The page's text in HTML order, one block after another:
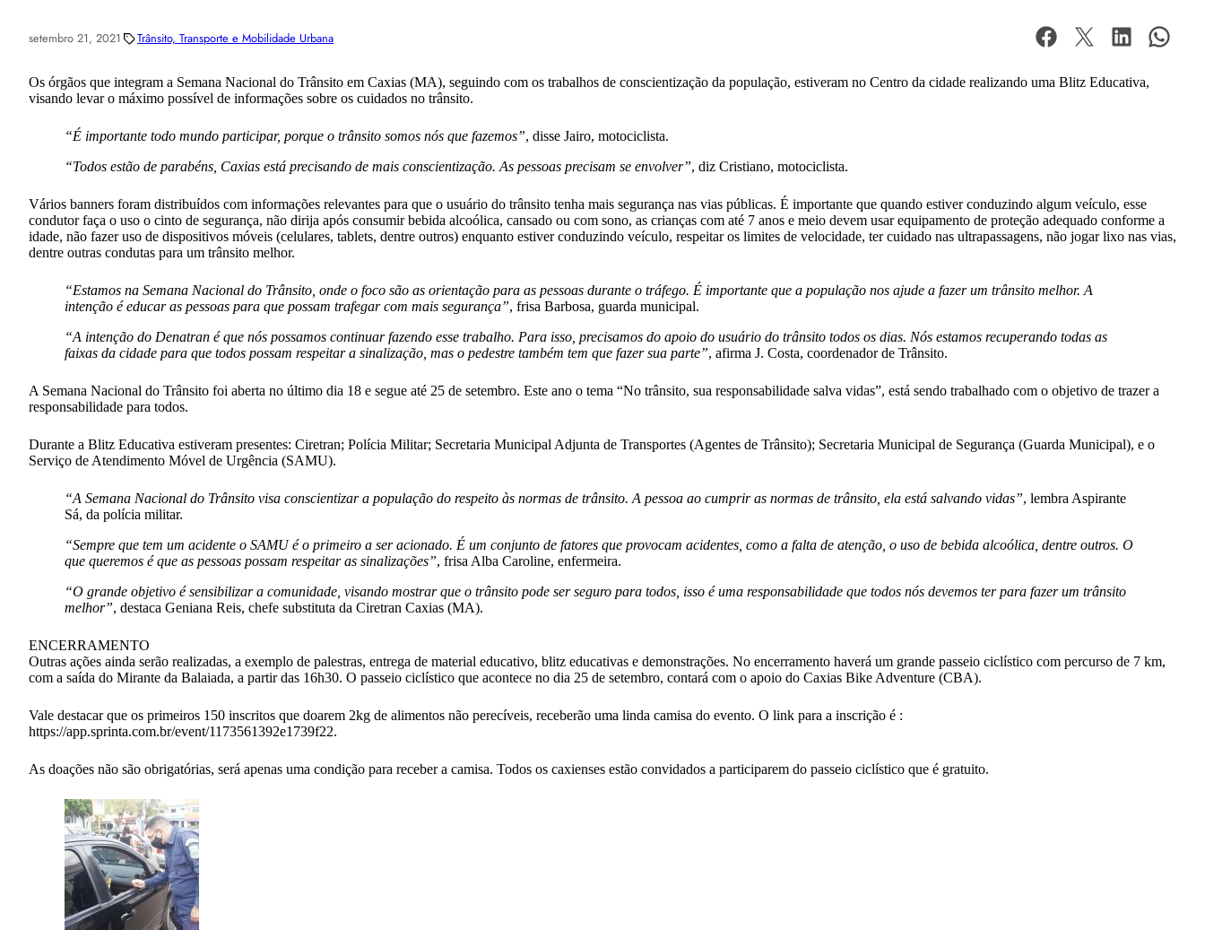
setembro 21, 2021 Trânsito, Transporte e Mobilidade Urbana
Os órgãos que integram a Semana Nacional do Trânsito em Caxias (MA), seguindo com os trabalhos de conscientização da população, estiveram no Centro da cidade realizando uma Blitz Educativa,
visando levar o máximo possível de informações sobre os cuidados no trânsito.
“É importante todo mundo participar, porque o trânsito somos nós que fazemos”, disse Jairo, motociclista.
“Todos estão de parabéns, Caxias está precisando de mais conscientização. As pessoas precisam se envolver”, diz Cristiano, motociclista.
Vários banners foram distribuídos com informações relevantes para que o usuário do trânsito tenha mais segurança nas vias públicas. É importante que quando estiver conduzindo algum veículo, esse
condutor faça o uso o cinto de segurança, não dirija após consumir bebida alcoólica, cansado ou com sono, as crianças com até 7 anos e meio devem usar equipamento de proteção adequado conforme a
idade, não fazer uso de dispositivos móveis (celulares, tablets, dentre outros) enquanto estiver conduzindo veículo, respeitar os limites de velocidade, ter cuidado nas ultrapassagens, não jogar lixo nas vias,
dentre outras condutas para um trânsito melhor.
“Estamos na Semana Nacional do Trânsito, onde o foco são as orientação para as pessoas durante o tráfego. É importante que a população nos ajude a fazer um trânsito melhor. A
intenção é educar as pessoas para que possam trafegar com mais segurança”, frisa Barbosa, guarda municipal.
“A intenção do Denatran é que nós possamos continuar fazendo esse trabalho. Para isso, precisamos do apoio do usuário do trânsito todos os dias. Nós estamos recuperando todas as
faixas da cidade para que todos possam respeitar a sinalização, mas o pedestre também tem que fazer sua parte”, afirma J. Costa, coordenador de Trânsito.
A Semana Nacional do Trânsito foi aberta no último dia 18 e segue até 25 de setembro. Este ano o tema “No trânsito, sua responsabilidade salva vidas”, está sendo trabalhado com o objetivo de trazer a
responsabilidade para todos.
Durante a Blitz Educativa estiveram presentes: Ciretran; Polícia Militar; Secretaria Municipal Adjunta de Transportes (Agentes de Trânsito); Secretaria Municipal de Segurança (Guarda Municipal), e o
Serviço de Atendimento Móvel de Urgência (SAMU).
“A Semana Nacional do Trânsito visa conscientizar a população do respeito às normas de trânsito. A pessoa ao cumprir as normas de trânsito, ela está salvando vidas”, lembra Aspirante
Sá, da polícia militar.
“Sempre que tem um acidente o SAMU é o primeiro a ser acionado. É um conjunto de fatores que provocam acidentes, como a falta de atenção, o uso de bebida alcoólica, dentre outros. O
que queremos é que as pessoas possam respeitar as sinalizações”, frisa Alba Caroline, enfermeira.
“O grande objetivo é sensibilizar a comunidade, visando mostrar que o trânsito pode ser seguro para todos, isso é uma responsabilidade que todos nós devemos ter para fazer um trânsito
melhor”, destaca Geniana Reis, chefe substituta da Ciretran Caxias (MA).
ENCERRAMENTO
Outras ações ainda serão realizadas, a exemplo de palestras, entrega de material educativo, blitz educativas e demonstrações. No encerramento haverá um grande passeio ciclístico com percurso de 7 km,
com a saída do Mirante da Balaiada, a partir das 16h30. O passeio ciclístico que acontece no dia 25 de setembro, contará com o apoio do Caxias Bike Adventure (CBA).
Vale destacar que os primeiros 150 inscritos que doarem 2kg de alimentos não perecíveis, receberão uma linda camisa do evento. O link para a inscrição é :
https://app.sprinta.com.br/event/1173561392e1739f22.
As doações não são obrigatórias, será apenas uma condição para receber a camisa. Todos os caxienses estão convidados a participarem do passeio ciclístico que é gratuito.